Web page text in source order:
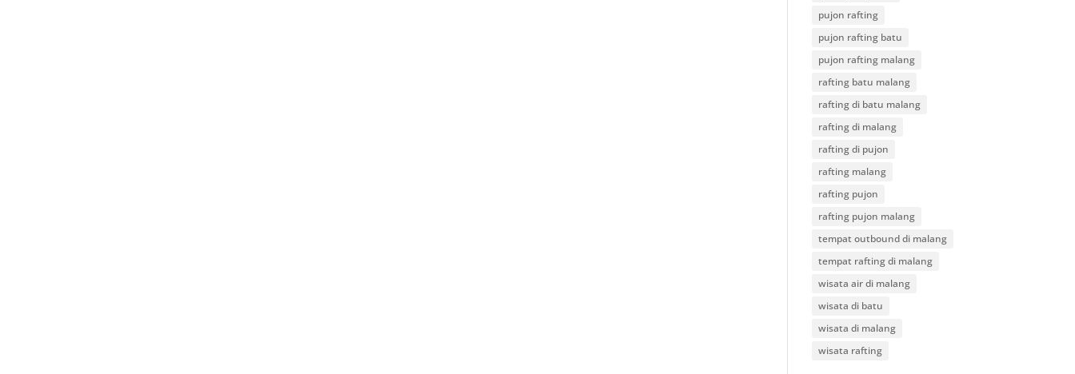
pujon rafting
pujon rafting batu
pujon rafting malang
rafting batu malang
rafting di batu malang
rafting di malang
rafting di pujon
rafting malang
rafting pujon
rafting pujon malang
tempat outbound di malang
tempat rafting di malang
wisata air di malang
wisata di batu
wisata di malang
wisata rafting